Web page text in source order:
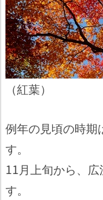
（紅葉）
例年の見頃の時
す。
11月上旬から、
す。